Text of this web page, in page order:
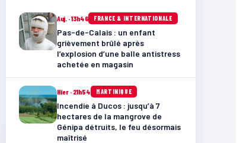
Auj. · 13h46 FRANCE & INTERNATIONALE
Pas-de-Calais : un enfant
grièvement brûlé après
l’explosion d’une balle antistress
achetée en magasin
Hier · 21h54 MARTINIQUE
Incendie à Ducos : jusqu’à 7
hectares de la mangrove de
Génipa détruits, le feu désormais
maîtrisé